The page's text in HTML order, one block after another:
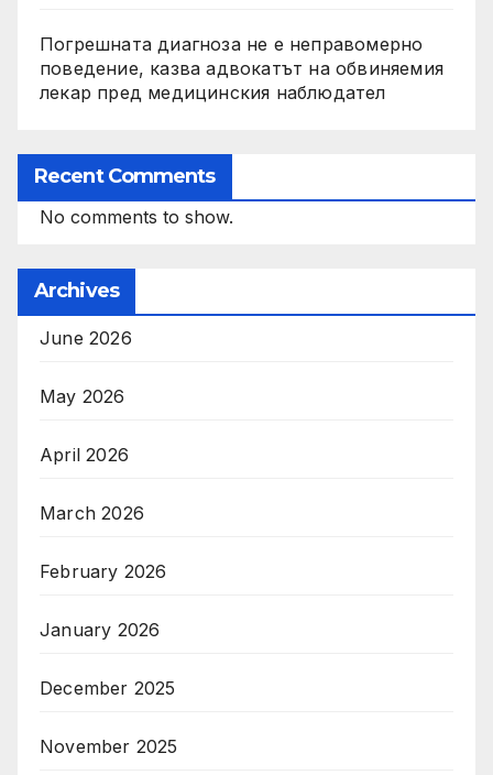
Погрешната диагноза не е неправомерно
поведение, казва адвокатът на обвиняемия
лекар пред медицинския наблюдател
Recent Comments
No comments to show.
Archives
June 2026
May 2026
April 2026
March 2026
February 2026
January 2026
December 2025
November 2025